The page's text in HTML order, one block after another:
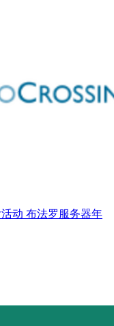
动 布法罗服务器年